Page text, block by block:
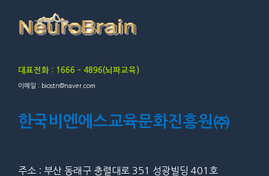
대표전화 : 1666 – 4896(뇌파교육)
이메일 : biostn@naver.com
한국비엔에스교육문화진흥원㈜
주소 : 부산 동래구 충렬대로 351 성광빌딩 401호